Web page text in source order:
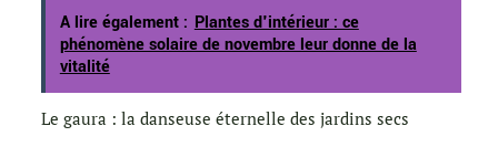
A lire également : Plantes d'intérieur : ce
phénomène solaire de novembre leur donne de la
vitalité
Le gaura : la danseuse éternelle des jardins secs